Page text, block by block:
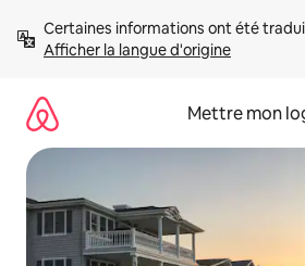
directement
Afficher la langue d'origine
Mettre mon